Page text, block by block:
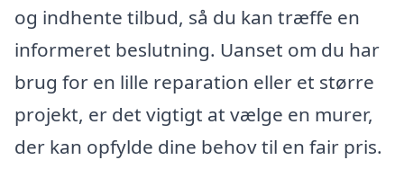
og indhente tilbud, så du kan træffe en
informeret beslutning. Uanset om du har
brug for en lille reparation eller et større
projekt, er det vigtigt at vælge en murer,
der kan opfylde dine behov til en fair pris.